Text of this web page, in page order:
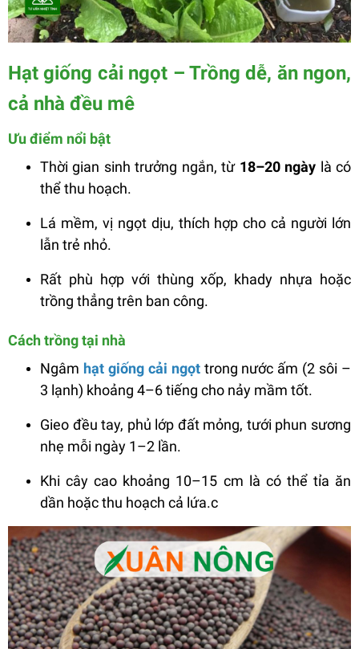
Hạt giống cải ngọt – Trồng dễ, ăn ngon,
cả nhà đều mê
Ưu điểm nổi bật
Thời gian sinh trưởng ngắn, từ 18–20 ngày là có
thể thu hoạch.
Lá mềm, vị ngọt dịu, thích hợp cho cả người lớn
lẫn trẻ nhỏ.
Rất phù hợp với thùng xốp, khady nhựa hoặc
trồng thẳng trên ban công.
Cách trồng tại nhà
Ngâm hạt giống cải ngọttrong nước ấm (2 sôi –
3 lạnh) khoảng 4–6 tiếng cho nảy mầm tốt.
Gieo đều tay, phủ lớp đất mỏng, tưới phun sương
nhẹ mỗi ngày 1–2 lần.
Khi cây cao khoảng 10–15 cm là có thể tỉa ăn
dần hoặc thu hoạch cả lứa.c